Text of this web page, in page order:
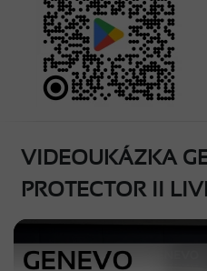
VIDEOUKÁZKA
PROTECTOR II